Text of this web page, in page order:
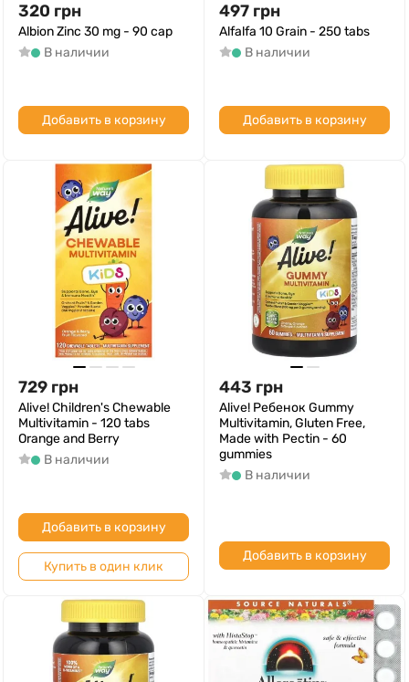
320 грн
Albion Zinc 30 mg - 90 cap
В наличии
Добавить в корзину
497 грн
Alfalfa 10 Grain - 250 tabs
В наличии
Добавить в корзину
729 грн
Alive! Children's Chewable
Multivitamin - 120 tabs
Orange and Berry
В наличии
Добавить в корзину
Купить в один клик
443 грн
Alive! Ребенок Gummy
Multivitamin, Gluten Free,
Made with Pectin - 60
gummies
В наличии
Добавить в корзину